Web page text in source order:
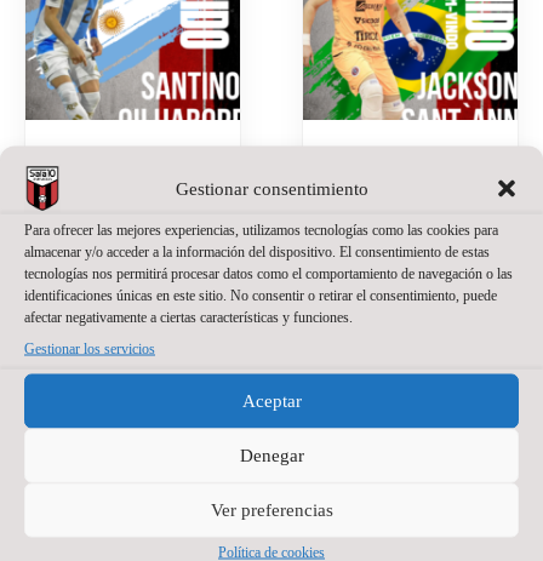
Gestionar consentimiento
Para ofrecer las mejores experiencias, utilizamos tecnologías como las cookies para
almacenar y/o acceder a la información del dispositivo. El consentimiento de estas
tecnologías nos permitirá procesar datos como el comportamiento de navegación o las
identificaciones únicas en este sitio. No consentir o retirar el consentimiento, puede
afectar negativamente a ciertas características y funciones.
Gestionar los servicios
Aceptar
Denegar
Ver preferencias
Política de cookies
SANTINO
OILHABORDA,
UNA APUESTA
DE PRESENTE
Y FUTURO
PARA EL
WANAPIX
2026/27. El ala
JACKSON
SANT’ANNA,
NUEVO
PORTERO DE
WANAPIX
Wanapix suma un